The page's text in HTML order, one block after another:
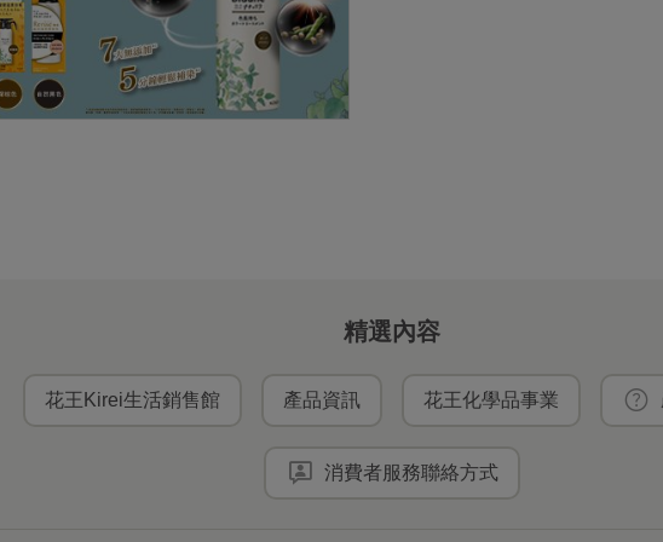
精選內容
花王Kirei生活銷售館 產品資訊 花王化學品事業
消費者服務聯絡方式